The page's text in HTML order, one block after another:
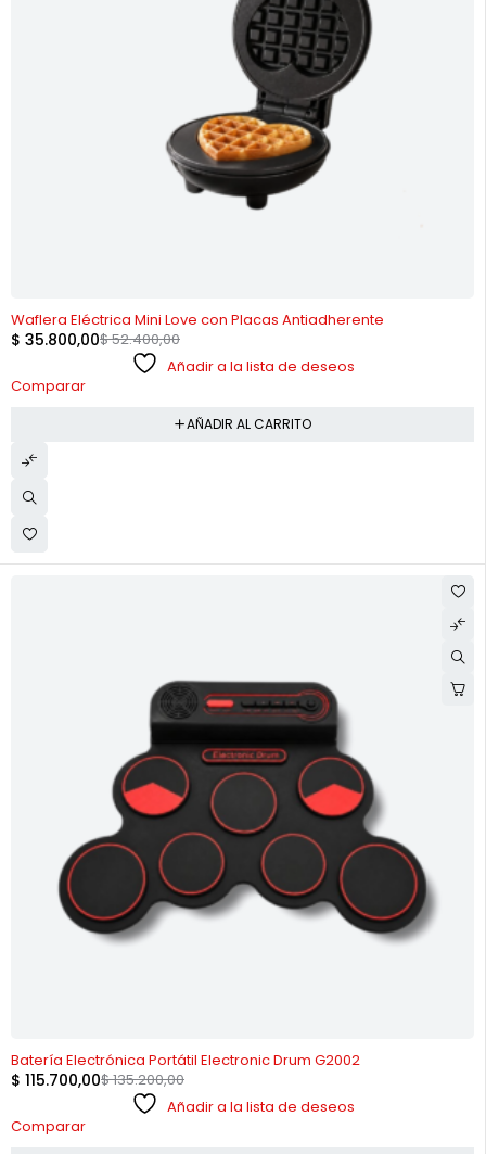
-32%
Waflera Eléctrica Mini Love con Placas Antiadherente
$52.400,00
$ 35.800,00
Añadir a la lista de deseos
Comparar
AÑADIR AL CARRITO
-14%
Batería Electrónica Portátil Electronic Drum G2002
$135.200,00
$ 115.700,00
Añadir a la lista de deseos
Comparar